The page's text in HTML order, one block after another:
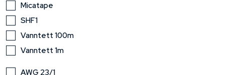
Micatape
SHF1
Vanntett 100m
Vanntett 1m
AWG 23/1